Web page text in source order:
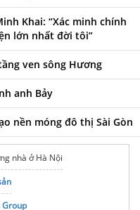
Khai: “Xác minh chính
lớn nhất đời tôi”
ven sông Hương
anh Bảy
nền móng đô thị Sài Gòn
nhà ở Hà Nội
Group